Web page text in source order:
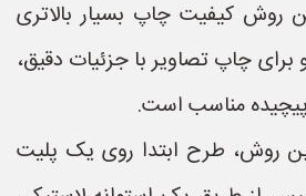
روش کیفیت چاپ بسیار بالاتری
چاپ تصاویر با جزئیات دقیق،
مناسب است.
روش، طرح ابتدا روی یک پلیت